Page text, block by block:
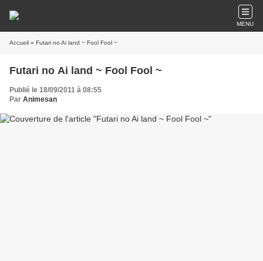
MENU
Accueil » Futari no Ai land ~ Fool Fool ~
Futari no Ai land ~ Fool Fool ~
Publié le 18/09/2011 à 08:55
Par Animesan